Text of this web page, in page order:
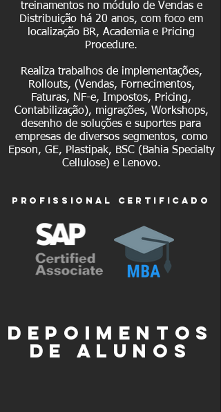
treinamentos no módulo de Vendas e
Distribuição há 20 anos, com foco em
localização BR, Academia e Pricing
Procedure.
Realiza trabalhos de implementações,
Rollouts, (Vendas, Fornecimentos,
Faturas, NF-e, Impostos, Pricing,
Contabilização), migrações, Workshops,
desenho de soluções e suportes para
empresas de diversos segmentos, como
Epson, GE, Plastipak, BSC (Bahia Specialty
Cellulose) e Lenovo.
profissionaL certificado
depoimentos
de alunos